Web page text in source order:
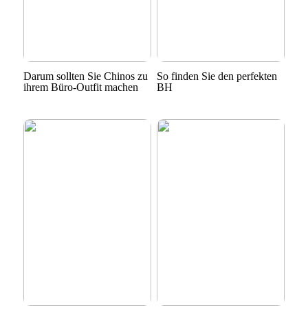
Darum sollten Sie Chinos zu
ihrem Büro-Outfit machen
So finden Sie den perfekten
BH